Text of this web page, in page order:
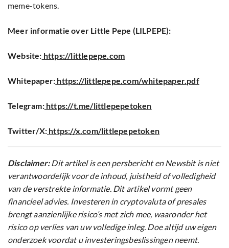
meme-tokens.
Meer informatie over Little Pepe (LILPEPE):
Website: https://littlepepe.com
Whitepaper: https://littlepepe.com/whitepaper.pdf
Telegram: https://t.me/littlepepetoken
Twitter/X: https://x.com/littlepepetoken
Disclaimer:Dit artikel is een persbericht en Newsbit is niet
verantwoordelijk voor de inhoud, juistheid of volledigheid
van de verstrekte informatie. Dit artikel vormt geen
financieel advies. Investeren in cryptovaluta of presales
brengt aanzienlijke risico’s met zich mee, waaronder het
risico op verlies van uw volledige inleg. Doe altijd uw eigen
onderzoek voordat u investeringsbeslissingen neemt.